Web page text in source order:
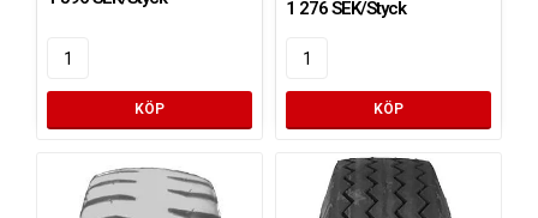
KÖP
1 276 SEK/Styck
KÖP